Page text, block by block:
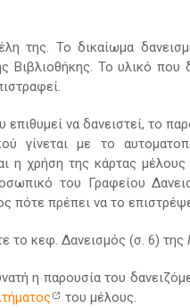
της. Το δικαίωμα
Βιβλιοθήκης. Το υλικό που
να δανειστεί, το
γίνεται με το
η χρήση της κάρτας
του Γραφείου
πότε πρέπει να το
το κεφ. Δανεισμός (σ. 6) της
η παρουσία του
του μέλους.